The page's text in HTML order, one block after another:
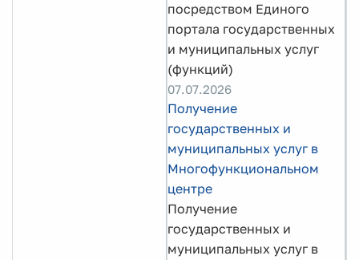
посредством Единого
портала государственных
и муниципальных услуг
(функций)
07.07.2026
Получение
государственных и
муниципальных услуг в
Многофункциональном
центре
Получение
государственных и
муниципальных услуг в